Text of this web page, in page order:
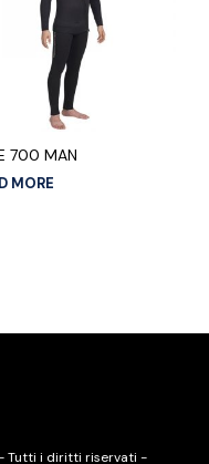
700 MAN
MORE
- Tutti i diritti riservati -